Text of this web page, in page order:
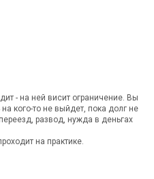
- на ней висит ограничение. Вы
кого-то не выйдет, пока долг не
развод, нужда в деньгах
на практике.